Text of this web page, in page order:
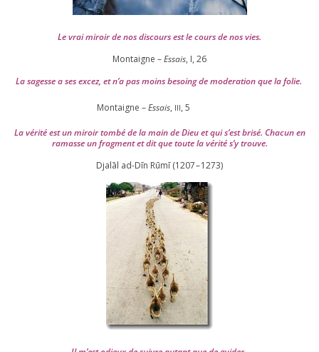
Le vrai miroir de nos dis­cours est le cours de nos vies.
Montaigne –Essais, I, 26
La sagesse a ses excez, et n’a pas moins besoing de mode­ra­tion que la folie.
Montaigne –Essais, III, 5
La véri­té est un miroir tom­bé de la main de Dieu et qui s’est bri­sé. Chacun en
ramasse un frag­ment et dit que toute la véri­té s’y trouve.
Djalāl ad-Dīn Rūmī (1207–1273)